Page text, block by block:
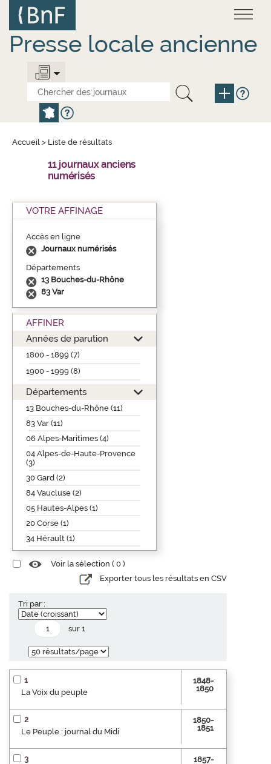
contenu
principal
Presse locale ancienne
Accueil > Liste de résultats
11 journaux anciens
numérisés
VOTRE AFFINAGE
Accès en ligne
Journaux numérisés
Départements
13 Bouches-du-Rhône
83 Var
AFFINER
Années de parution
1800 - 1899 (7)
1900 - 1999 (8)
Départements
13 Bouches-du-Rhône (11)
83 Var (11)
06 Alpes-Maritimes (4)
04 Alpes-de-Haute-Provence
(3)
30 Gard (2)
84 Vaucluse (2)
05 Hautes-Alpes (1)
20 Corse (1)
34 Hérault (1)
Voir la sélection ( 0 )
Exporter tous les résultats en CSV
Tri par :
sur 1
1
La Voix du peuple
1848-
1850
2
Le Peuple : journal du Midi
1850-
1851
3
1857-
Panneau de gestion des cookies